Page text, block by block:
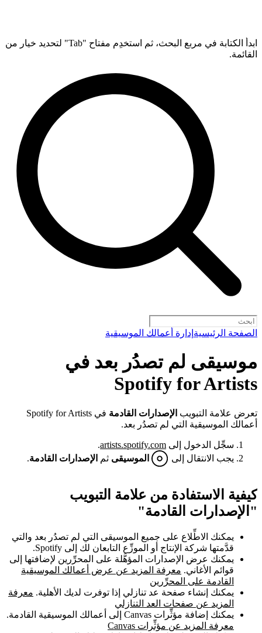
ابدأ الكتابة في مربع البحث، ثم استخدِم مفتاح "Tab" لتحديد خيار من
القائمة.
الصفحة الرئيسية إدارة أعمالك الموسيقية
موسيقى لم تصدُر بعد في
Spotify for Artists
تعرض علامة التبويب الإصدارات القادمة
في Spotify for Artists
أعمالك الموسيقية التي لم تصدُر بعد.
سجِّل الدخول إلى artists.spotify.com
.
يجب الانتقال إلى
الموسيقى ثم الإصدارات القادمة.
كيفية الاستفادة من علامة التبويب
"الإصدارات القادمة"
يمكنك الاطِّلاع على جميع الموسيقى التي لم تصدُر بعد والتي
قدَّمتها شركة الإنتاج أو الموزِّع التابعان لك إلى Spotify.
يمكنك عرض الإصدارات المؤهَّلة على المحرِّرين لإضافتها إلى
قوائم الأغاني. معرفة المزيد عن عرض أعمالك الموسيقية
القادمة على المحرِّرين
يمكنك إنشاء صفحة عد تنازلي إذا توفرت لديك الأهلية. معرفة
المزيد عن صفحات العد التنازلي
يمكنك إضافة مؤثِّرات Canvas إلى أعمالك الموسيقية القادمة.
معرفة المزيد عن مؤثِّرات Canvas